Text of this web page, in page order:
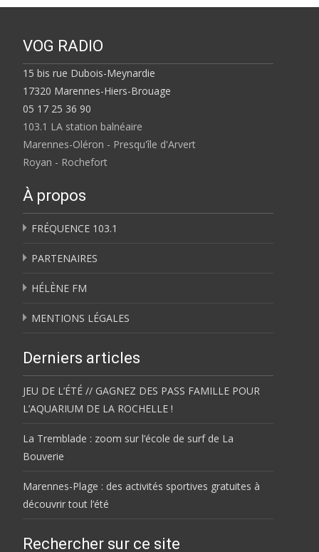
VOG RADIO
15 bis rue Dubois-Meynardie
17320 Marennes-Hiers-Brouage
05 17 25 36 90
103.1 LA station balnéaire
Marennes-Oléron - Presqu'île d'Arvert
Royan - Rochefort
À propos
FRÉQUENCE 103.1
PARTENAIRES
HÉLÈNE FM
MENTIONS LÉGALES
Derniers articles
JEU DE L’ÉTÉ // GAGNEZ DES PASS FAMILLE POUR
L’AQUARIUM DE LA ROCHELLE !
La Tremblade : zoom sur l’école de surf de La
Bouverie
Marennes-Plage : des activités sportives gratuites à
découvrir tout l’été
Rechercher sur ce site